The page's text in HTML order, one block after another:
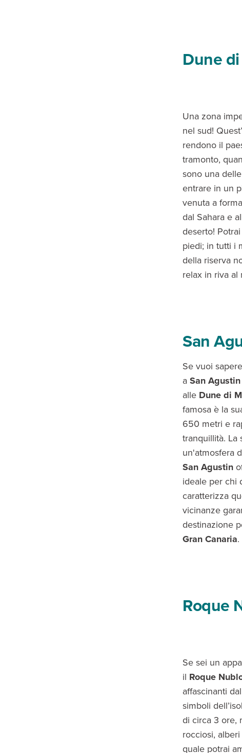
Dune
Una zona
nel sud!
rendono il
tramonto,
sono una delle
entrare in un
venuta a
dal Sahara e
deserto!
piedi; in tutti i
della riserva
relax in riva al
San
Se vuoi sapere
aSan Agustin
alle Dune di
famosa è la
650 metri e
tranquillità. La
un'atmosfera
San Agustin
ideale per chi
caratterizza
vicinanze
destinazione
Gran Canaria.
Roque
Se sei un
il Roque
affascinanti
simboli
di circa 3 ore,
rocciosi,
quale potrai